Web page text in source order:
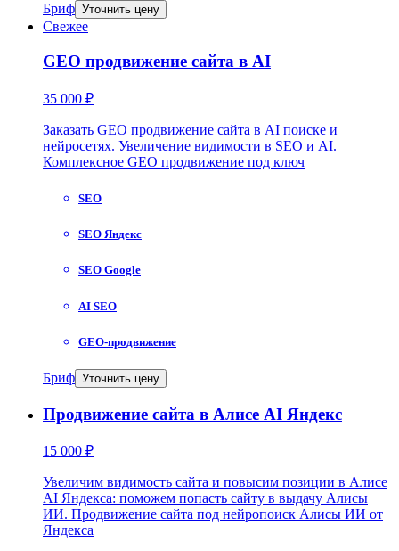
Бриф Уточнить цену
Свежее
GEO продвижение сайта в AI
35 000 ₽
Заказать GEO продвижение сайта в AI поиске и
нейросетях. Увеличение видимости в SEO и AI.
Комплексное GEO продвижение под ключ
SEO
SEO Яндекс
SEO Google
AI SEO
GEO-продвижение
Бриф Уточнить цену
Продвижение сайта в Алисе AI Яндекс
15 000 ₽
Увеличим видимость сайта и повысим позиции в Алисе
AI Яндекса: поможем попасть сайту в выдачу Алисы
ИИ. Продвижение сайта под нейропоиск Алисы ИИ от
Яндекса